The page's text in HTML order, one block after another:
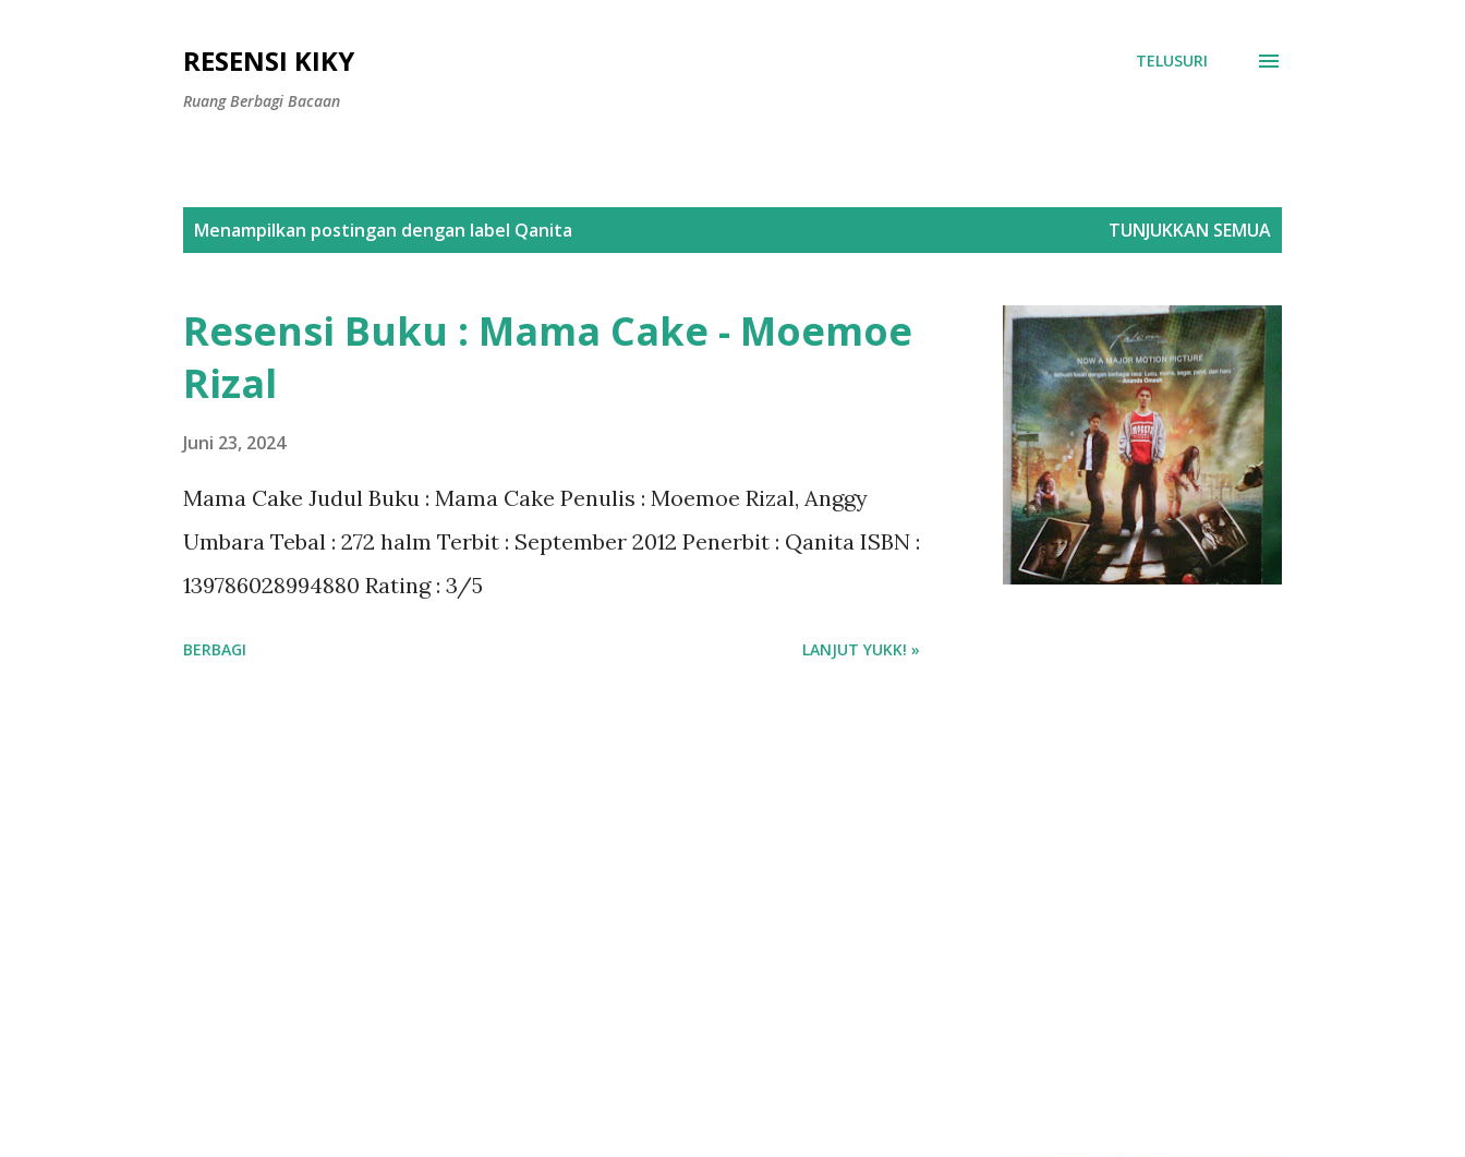
RESENSI KIKY
Ruang Berbagi Bacaan
TELUSURI
Menampilkan postingan dengan label Qanita TUNJUKKAN SEMUA
Resensi Buku : Mama Cake - Moemoe
Rizal
Juni 23, 2024
Mama Cake Judul Buku : Mama Cake Penulis : Moemoe Rizal, Anggy
Umbara Tebal : 272 halm Terbit : September 2012 Penerbit : Qanita ISBN :
139786028994880 Rating : 3/5
BERBAGI LANJUT YUKK! »